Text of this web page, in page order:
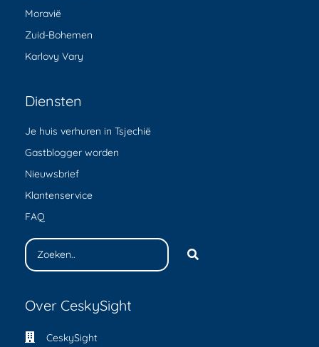
Moravië
Zuid-Bohemen
Karlovy Vary
Diensten
Je huis verhuren in Tsjechië
Gastblogger worden
Nieuwsbrief
Klantenservice
FAQ
Over CeskySight
CeskySight